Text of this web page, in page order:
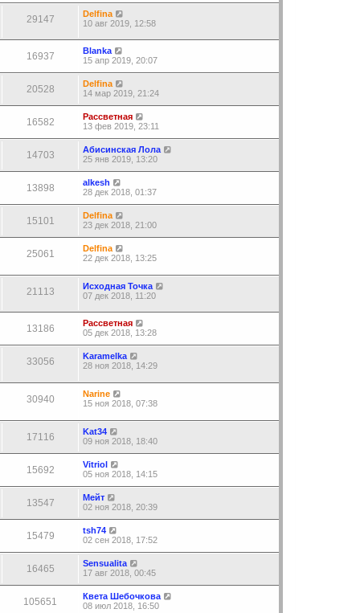
29147
Delfina
10 авг 2019, 12:58
16937
Blanka
15 апр 2019, 20:07
20528
Delfina
14 мар 2019, 21:24
16582
Рассветная
13 фев 2019, 23:11
14703
Абисинская Лола
25 янв 2019, 13:20
13898
alkesh
28 дек 2018, 01:37
15101
Delfina
23 дек 2018, 21:00
25061
Delfina
22 дек 2018, 13:25
21113
Исходная Точка
07 дек 2018, 11:20
13186
Рассветная
05 дек 2018, 13:28
33056
Karamelka
28 ноя 2018, 14:29
30940
Narine
15 ноя 2018, 07:38
17116
Kat34
09 ноя 2018, 18:40
15692
Vitriol
05 ноя 2018, 14:15
13547
Мейт
02 ноя 2018, 20:39
15479
tsh74
02 сен 2018, 17:52
16465
Sensualita
17 авг 2018, 00:45
105651
Квета Шебочкова
08 июл 2018, 16:50